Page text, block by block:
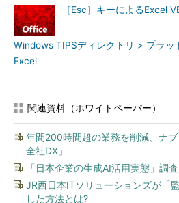
Object型のcsvFile変数、文字列型の
のsplitcsvData変数、Integer型の変数i
ティ（11行目）を使うことで、ファ
ReadLineメソッドで読み込んだCSV
［Esc］キーによるExcel
Windows TIPSディレクトリ > プラ
Excel
関連資料（ホワイトペーパー）
年間200時間超の業務を削減、ナ
全社DX」
「日本企業の生成AI活用実態」調
JR西日本ITソリューションズが「
した方法とは?